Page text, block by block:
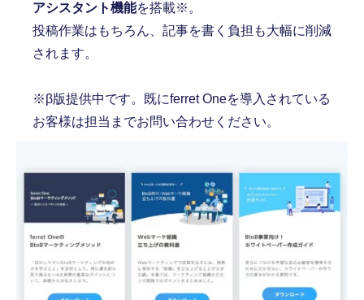
アシスタント機能を搭載※。
投稿作業はもちろん、記事を書く負担も大幅に削減
されます。
※β版提供中です。既にferret Oneを導入されている
お客様は担当までお問い合わせください。